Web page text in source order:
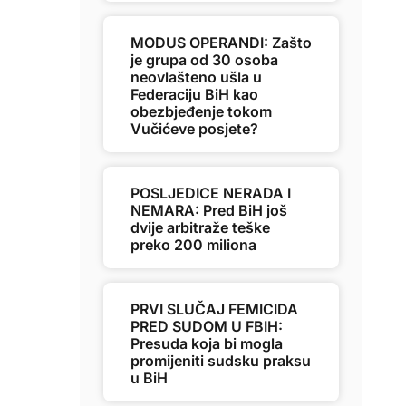
MODUS OPERANDI: Zašto
je grupa od 30 osoba
neovlašteno ušla u
Federaciju BiH kao
obezbjeđenje tokom
Vučićeve posjete?
POSLJEDICE NERADA I
NEMARA: Pred BiH još
dvije arbitraže teške
preko 200 miliona
PRVI SLUČAJ FEMICIDA
PRED SUDOM U FBIH:
Presuda koja bi mogla
promijeniti sudsku praksu
u BiH